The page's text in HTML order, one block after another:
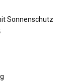
Sonnenschutz